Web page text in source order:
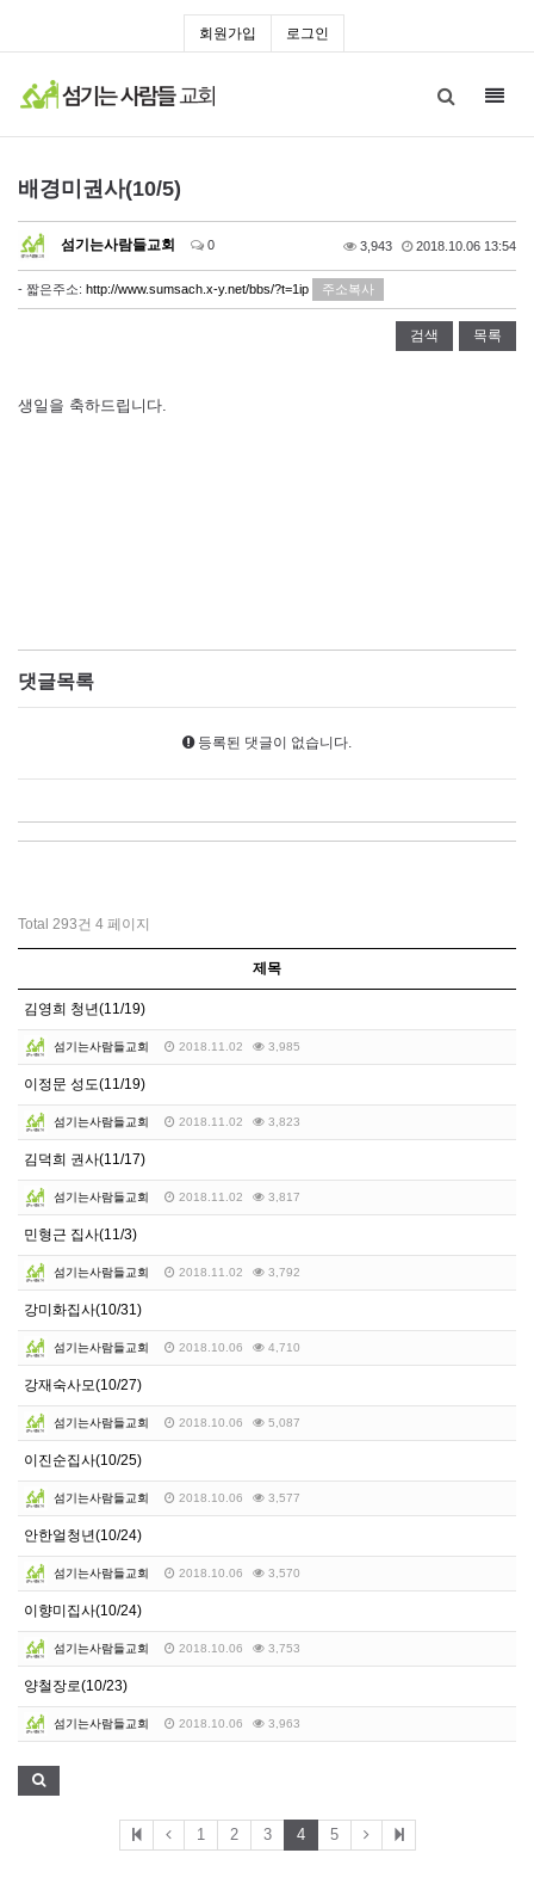
회원가입 로그인
배경미권사(10/5)
섬기는사람들교회 0 3,943 2018.10.06 13:54
- 짧은주소: http://www.sumsach.x-y.net/bbs/?t=1ip 주소복사
검색 목록
생일을 축하드립니다.
댓글목록
등록된 댓글이 없습니다.
Total 293건 4 페이지
제목
김영희 청년(11/19)
섬기는사람들교회 2018.11.02 3,985
이정문 성도(11/19)
섬기는사람들교회 2018.11.02 3,823
김덕희 권사(11/17)
섬기는사람들교회 2018.11.02 3,817
민형근 집사(11/3)
섬기는사람들교회 2018.11.02 3,792
강미화집사(10/31)
섬기는사람들교회 2018.10.06 4,710
강재숙사모(10/27)
섬기는사람들교회 2018.10.06 5,087
이진순집사(10/25)
섬기는사람들교회 2018.10.06 3,577
안한얼청년(10/24)
섬기는사람들교회 2018.10.06 3,570
이향미집사(10/24)
섬기는사람들교회 2018.10.06 3,753
양철장로(10/23)
섬기는사람들교회 2018.10.06 3,963
1 2 3 4 5